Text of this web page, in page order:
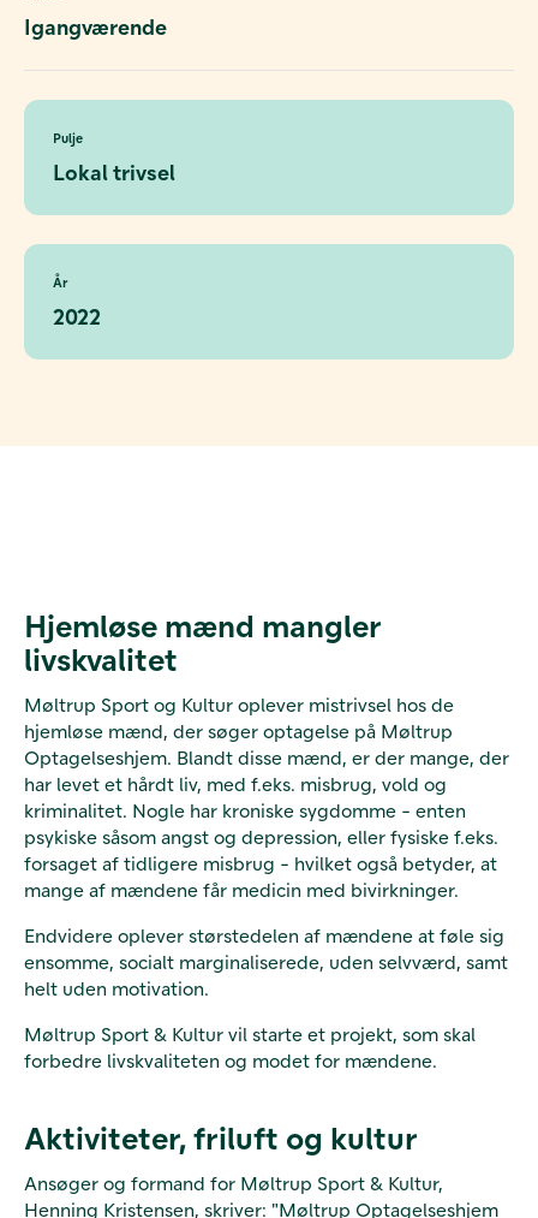
Igangværende
Pulje
Lokal trivsel
År
2022
Hjemløse mænd mangler
livskvalitet
Møltrup Sport og Kultur oplever mistrivsel hos de
hjemløse mænd, der søger optagelse på Møltrup
Optagelseshjem. Blandt disse mænd, er der mange, der
har levet et hårdt liv, med f.eks. misbrug, vold og
kriminalitet. Nogle har kroniske sygdomme - enten
psykiske såsom angst og depression, eller fysiske f.eks.
forsaget af tidligere misbrug - hvilket også betyder, at
mange af mændene får medicin med bivirkninger.
Endvidere oplever størstedelen af mændene at føle sig
ensomme, socialt marginaliserede, uden selvværd, samt
helt uden motivation.
Møltrup Sport & Kultur vil starte et projekt, som skal
forbedre livskvaliteten og modet for mændene.
Aktiviteter, friluft og kultur
Ansøger og formand for Møltrup Sport & Kultur,
Henning Kristensen, skriver: "Møltrup Optagelseshjem